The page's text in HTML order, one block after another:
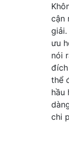
cận
ưu
nói
đích
thể
hầu
chi